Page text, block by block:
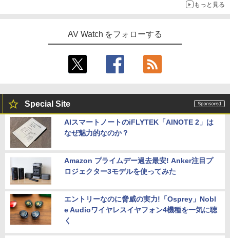
もっと見る
AV Watch をフォローする
Special Site
AIスマートノートのiFLYTEK「AINOTE 2」は
なぜ魅力的なのか？
Amazon プライムデー過去最安! Anker注目プ
ロジェクター3モデルを使ってみた
エントリーなのに脅威の実力!「Osprey」Nobl
e Audioワイヤレスイヤフォン4機種を一気に聴
く